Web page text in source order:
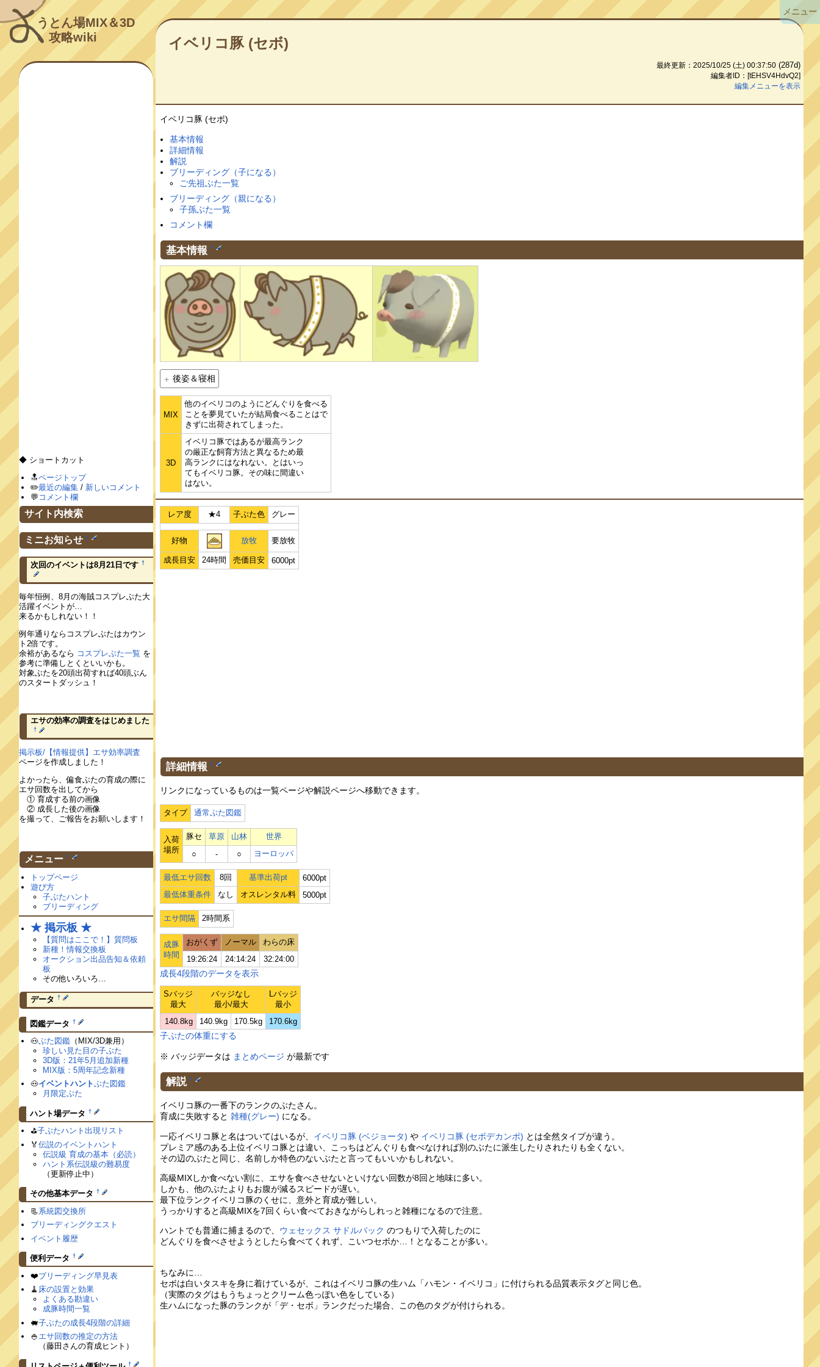
うとん場MIX＆3D
攻略wiki
イベリコ豚 (セボ)
最終更新：2025/10/25 (土) 00:37:50 (287d)
編集者ID：[tEHSV4HdvQ2]
編集メニューを表示
イベリコ豚 (セボ)
基本情報
詳細情報
解説
ブリーディング（子になる）
ご先祖ぶた一覧
ブリーディング（親になる）
子孫ぶた一覧
コメント欄
基本情報 †
後姿＆寝相
MIX
他のイベリコのようにどんぐりを食べる
ことを夢見ていたが結局食べることはで
きずに出荷されてしまった。
3D
イベリコ豚ではあるが最高ランク
の厳正な飼育方法と異なるため最
高ランクにはなれない。とはいっ
てもイベリコ豚。その味に間違い
はない。
レア度 ★4 子ぶた色 グレー
好物 放牧 要放牧
成長目安 24時間 売価目安 6000pt
詳細情報 †
リンクになっているものは一覧ページや解説ページへ移動できます。
タイプ 通常ぶた図鑑
入荷
場所
豚セ 草原 山林
世界
○
‐ ○ ヨーロッパ
最低エサ回数 8回 基準出荷pt
6000pt
最低体重条件
なし オスレンタル料 5000pt
エサ間隔 2時間系
成豚
時間
おがくず ノーマル
わらの床
19:26:24
24:14:24 32:24:00
成長4段階のデータを表示
Sバッジ
最大
バッジなし
最小/最大
Lバッジ
最小
140.8kg
140.9kg 170.5kg 170.6kg
子ぶたの体重にする
※ バッジデータは まとめページ が最新です
解説 †
イベリコ豚の一番下のランクのぶたさん。
育成に失敗すると雑種(グレー) になる。
一応イベリコ豚と名はついてはいるが、 イベリコ豚 (ベジョータ) や イベリコ豚 (セボデカンポ) とは全然タイプが違う。
プレミア感のある上位イベリコ豚とは違い、こっちはどんぐりも食べなければ別のぶたに派生したりされたりも全くない。
その辺のぶたと同じ、名前しか特色のないぶたと言ってもいいかもしれない。
高級MIXしか食べない割に、エサを食べさせないといけない回数が8回と地味に多い。
しかも、他のぶたよりもお腹が減るスピードが遅い。
最下位ランクイベリコ豚のくせに、意外と育成が難しい。
うっかりすると高級MIXを7回くらい食べておきながらしれっと雑種になるので注意。
ハントでも普通に捕まるので、 ウェセックス サドルバック のつもりで入荷したのに
どんぐりを食べさせようとしたら食べてくれず、こいつセボか…！となることが多い。
ちなみに…
セボは白いタスキを身に着けているが、これはイベリコ豚の生ハム「ハモン・イベリコ」に付けられる品質表示タグと同じ色。
（実際のタグはもうちょっとクリーム色っぽい色をしている）
生ハムになった豚のランクが「デ・セボ」ランクだった場合、この色のタグが付けられる。
◆ ショートカット
🔝ページトップ
✏️最近の編集 / 新しいコメント
💬 コメント欄
サイト内検索
ミニお知らせ †
次回のイベントは8月21日です †
毎年恒例、8月の海賊コスプレぶた大
活躍イベントが…
来るかもしれない！！
例年通りならコスプレぶたはカウン
ト2倍です。
余裕があるなら コスプレぶた一覧 を
参考に準備しとくといいかも。
対象ぶたを20頭出荷すれば40頭ぶん
のスタートダッシュ！
エサの効率の調査をはじめました
†
掲示板/【情報提供】エサ効率調査
ページを作成しました！
よかったら、偏食ぶたの育成の際に
エサ回数を出してから
① 育成する前の画像
② 成長した後の画像
を撮って、ご報告をお願いします！
メニュー †
トップページ
遊び方
子ぶたハント
ブリーディング
★ 掲示板 ★
【質問はここで！】質問板
新種！情報交換板
オークション出品告知＆依頼
板
その他いろいろ…
データ †
図鑑データ †
🐽ぶた図鑑 （MIX/3D兼用）
珍しい見た目の子ぶた
3D版：21年5月追加新種
MIX版：5周年記念新種
🐽イベントハントぶた図鑑
月限定ぶた
ハント場データ †
⛳️子ぶたハント出現リスト
🏅伝説のイベントハント
伝説級 育成の基本（必読）
ハント系伝説級の難易度
（更新停止中）
その他基本データ †
📃系統図交換所
ブリーディングクエスト
イベント履歴
便利データ †
❤️ブリーディング早見表
🧹 床の設置と効果
よくある勘違い
成豚時間一覧
🐖子ぶたの成長4段階の詳細
🍚 エサ回数の推定の方法
（藤田さんの育成ヒント）
†
メニュー